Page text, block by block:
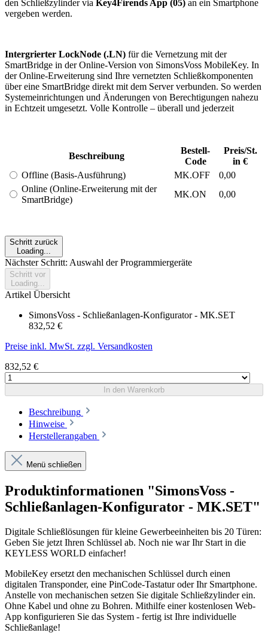
den Schließzylinder via Key4Firends App (05) an ein Smartphone
vergeben werden.
Intergrierter LockNode (.LN) für die Vernetzung mit der
SmartBridge in der Online-Version von SimonsVoss MobileKey. In
der Online-Erweiterung sind Ihre vernetzten Schließkomponenten
über eine SmartBridge direkt mit dem Server verbunden. So werden
Systemeinrichtungen und Änderungen von Berechtigungen nahezu
in Echtzeit umgesetzt. Volle Kontrolle – überall und jederzeit
Beschreibung
Bestell-
Code
Preis/St.
in €
Offline (Basis-Ausführung)
MK.OFF
0,00
Online (Online-Erweiterung mit der
SmartBridge)
MK.ON 0,00
Schritt zurück
Loading...
Nächster Schritt: Auswahl der Programmiergeräte
Schritt vor
Loading...
Artikel Übersicht
SimonsVoss - Schließanlagen-Konfigurator - MK.SET
832,52 €
Preise inkl. MwSt. zzgl. Versandkosten
832,52 €
In den Warenkorb
Beschreibung
Hinweise
Herstellerangaben
Menü schließen
Produktinformationen "SimonsVoss -
Schließanlagen-Konfigurator - MK.SET"
Digitale Schließlösungen für kleine Gewerbeeinheiten bis 20 Türen:
Geben Sie jetzt Ihren Schlüssel ab. Noch nie war Ihr Start in die
KEYLESS WORLD einfacher!
MobileKey ersetzt den mechanischen Schlüssel durch einen
digitalen Transponder, eine PinCode-Tastatur oder Ihr Smartphone.
Anstelle von mechanischen setzen Sie digitale Schließzylinder ein.
Ohne Kabel und ohne zu Bohren. Mithilfe einer kostenlosen Web-
App konfigurieren Sie das System - fertig ist Ihre individuelle
Schließanlage!